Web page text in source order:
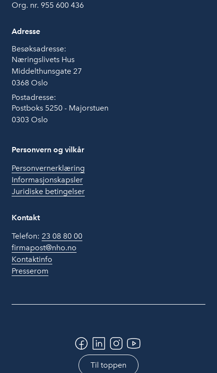
Org. nr. 955 600 436
Adresse
Besøksadresse:
Næringslivets Hus
Middelthunsgate 27
0368 Oslo
Postadresse:
Postboks 5250 - Majorstuen
0303 Oslo
Personvern og vilkår
Personvernerklæring
Informasjonskapsler
Juridiske betingelser
Kontakt
Telefon: 23 08 80 00
firmapost@nho.no
Kontaktinfo
Presserom
Til toppen